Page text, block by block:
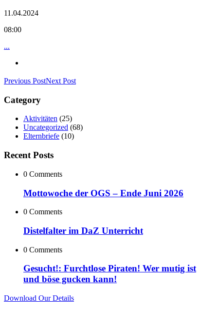
11.04.2024
08:00
...
Previous PostNext Post
Category
Aktivitäten (25)
Uncategorized (68)
Elternbriefe (10)
Recent Posts
0 Comments
Mottowoche der OGS – Ende Juni 2026
0 Comments
Distelfalter im DaZ Unterricht
0 Comments
Gesucht!: Furchtlose Piraten! Wer mutig ist
und böse gucken kann!
Download Our Details